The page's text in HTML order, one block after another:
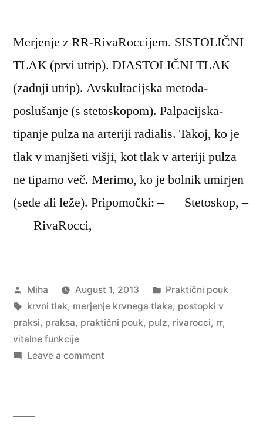
Merjenje z RR-RivaRoccijem. SISTOLIČNI
TLAK (prvi utrip). DIASTOLIČNI TLAK
(zadnji utrip). Avskultacijska metoda-
poslušanje (s stetoskopom). Palpacijska-
tipanje pulza na arteriji radialis. Takoj, ko je
tlak v manjšeti višji, kot tlak v arteriji pulza
ne tipamo več. Merimo, ko je bolnik umirjen
(sede ali leže). Pripomočki: – Stetoskop, –
RivaRocci,
Posted
by
Miha August 1, 2013
Posted
in
Praktični pouk
Tags:
krvni tlak, merjenje krvnega tlaka, postopki v
praksi, praksa, praktični pouk, pulz, rivarocci, rr,
vitalne funkcije
Leave a commenton